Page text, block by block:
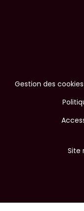
Gestion des cookies
Site